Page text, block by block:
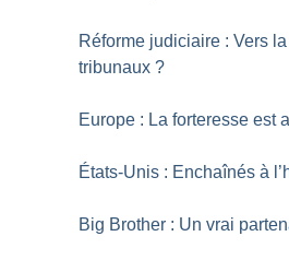
Réforme judiciaire : Vers
tribunaux ?
Europe : La forteresse est
États-Unis : Enchaînés à
Big Brother : Un vrai